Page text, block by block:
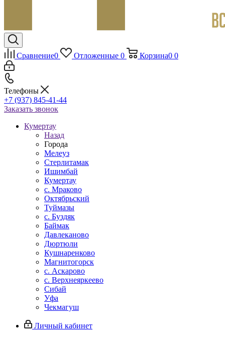
Сравнение0 Отложенные 0 Корзина0 0
Телефоны
+7 (937) 845-41-44
Заказать звонок
Кумертау
Назад
Города
Мелеуз
Стерлитамак
Ишимбай
Кумертау
c. Мраково
Октябрьский
Туймазы
c. Буздяк
Баймак
Давлеканово
Дюртюли
Кушнаренково
Магнитогорск
с. Аскарово
с. Верхнеяркеево
Сибай
Уфа
Чекмагуш
Личный кабинет